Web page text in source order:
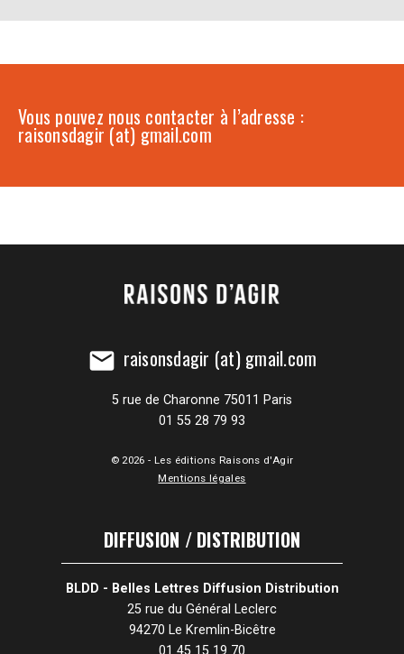
Vous pouvez nous contacter à l’adresse :
raisonsdagir (at) gmail.com
mail raisonsdagir (at) gmail.com
5 rue de Charonne 75011 Paris
01 55 28 79 93
© 2026 - Les éditions Raisons d'Agir
Mentions légales
DIFFUSION / DISTRIBUTION
BLDD - Belles Lettres Diffusion Distribution
25 rue du Général Leclerc
94270 Le Kremlin-Bicêtre
01 45 15 19 70